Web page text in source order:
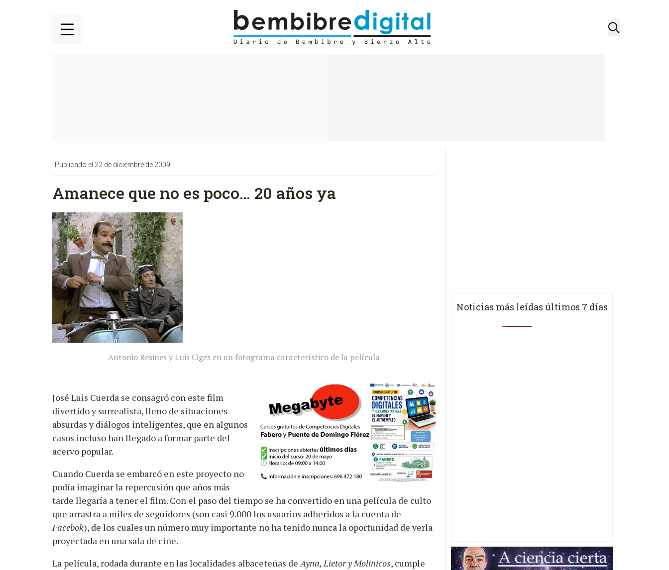
Publicado el 22 de diciembre de 2009
Amanece que no es poco… 20 años ya
Antonio Resines y Luis Ciges en un fotograma característico de la película
José Luis Cuerda se consagró con este film
divertido y surrealista, lleno de situaciones
absurdas y diálogos inteligentes, que en algunos
casos incluso han llegado a formar parte del
acervo popular.
Cuando Cuerda se embarcó en este proyecto no
podía imaginar la repercusión que años más
tarde llegaría a tener el film. Con el paso del tiempo se ha convertido en una película de culto
que arrastra a miles de seguidores (son casi 9.000 los usuarios adheridos a la cuenta de
Facebok), de los cuales un número muy importante no ha tenido nunca la oportunidad de verla
proyectada en una sala de cine.
La película, rodada durante en las localidades albaceteñas deAyna, Lietor y Molinicos, cumple
Noticias más leídas últimos 7 días